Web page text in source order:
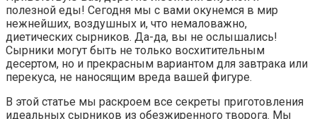
полезной еды! Сегодня мы с вами окунемся в мир
нежнейших, воздушных и, что немаловажно,
диетических сырников. Да-да, вы не ослышались!
Сырники могут быть не только восхитительным
десертом, но и прекрасным вариантом для завтрака или
перекуса, не наносящим вреда вашей фигуре.
В этой статье мы раскроем все секреты приготовления
идеальных сырников из обезжиренного творога. Мы